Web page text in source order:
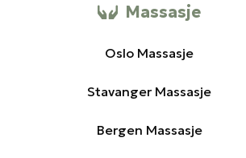
Massasje
Oslo Massasje
Stavanger Massasje
Bergen Massasje